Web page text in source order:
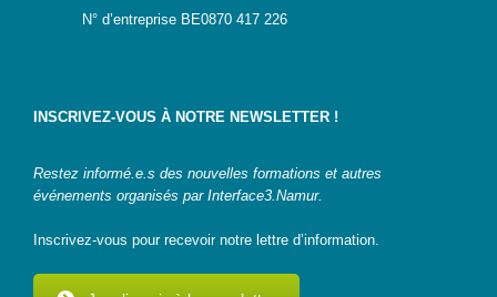
N° d’entreprise BE0870 417 226
INSCRIVEZ-VOUS À NOTRE NEWSLETTER !
Restez informé.e.s des nouvelles formations et autres
événements organisés par Interface3.Namur.
Inscrivez-vous pour recevoir notre lettre d’information.